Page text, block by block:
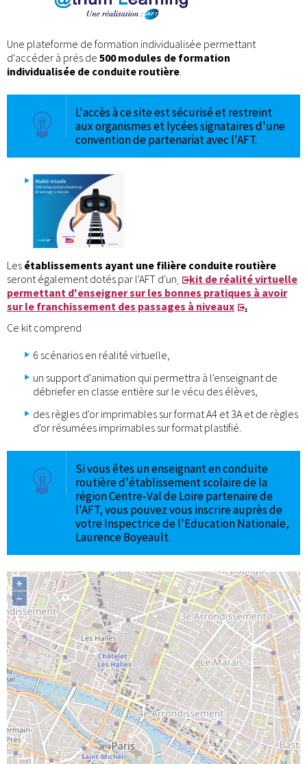
Une plateforme de formation individualisée permettant
d'accéder à prés de 500 modules de formation
individualisée de conduite routière.
L'accès à ce site est sécurisé et restreint
aux organismes et lycées signataires d'une
convention de partenariat avec l'AFT.
Les établissements ayant une filière conduite routière
seront également dotés par l'AFT d'un
kit de réalité virtuelle
permettant d'enseigner sur les bonnes pratiques à avoir
sur le franchissement des passages à niveaux
.
Ce kit comprend
6 scénarios en réalité virtuelle,
un support d'animation qui permettra à l'enseignant de
débriefer en classe entière sur le vécu des élèves,
des règles d'or imprimables sur format A4 et 3A et de règles
d'or résumées imprimables sur format plastifié.
Si vous êtes un enseignant en conduite
routière d'établissement scolaire de la
région Centre-Val de Loire partenaire de
l'AFT, vous pouvez vous inscrire auprès de
votre Inspectrice de l'Education Nationale,
Laurence Boyeault.
+
−